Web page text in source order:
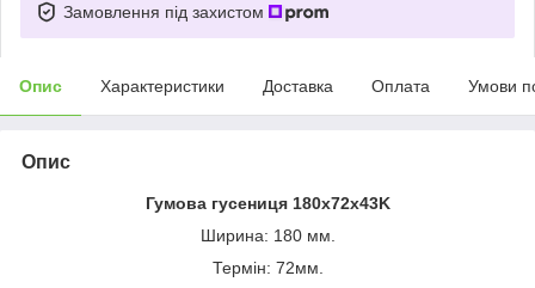
Замовлення під захистом
Опис Характеристики Доставка Оплата Умови
Опис
Гумова гусениця 180x72x43K
Ширина: 180 мм.
Термін: 72мм.